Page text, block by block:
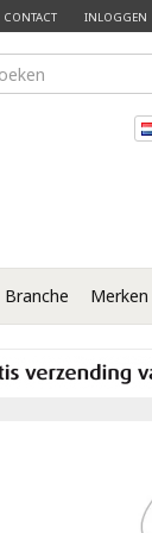
CONTACT INLOGGEN
Branche Merken